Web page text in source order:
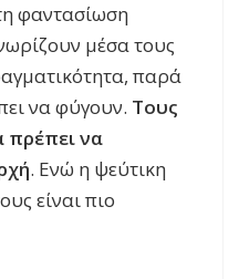
φαντασίωση
μέσα τους
παρά
να φύγουν. Τους
πρέπει να
. Ενώ η ψεύτικη
είναι πιο